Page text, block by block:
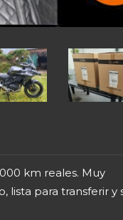
km reales. Muy
lista para transferir y